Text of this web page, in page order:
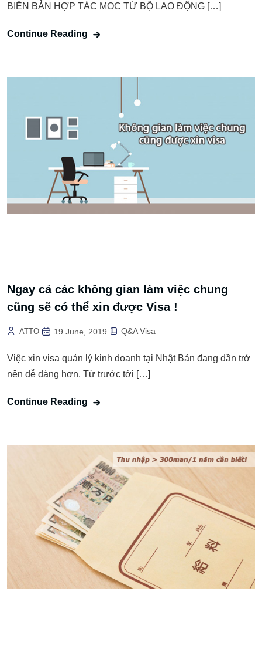
BIÊN BẢN HỢP TÁC MOC TỪ BỘ LAO ĐỘNG […]
Continue Reading
Ngay cả các không gian làm việc chung
cũng sẽ có thể xin được Visa !
ATTO 19 June, 2019 Q&A Visa
Việc xin visa quản lý kinh doanh tại Nhật Bản đang dần trở
nên dễ dàng hơn. Từ trước tới […]
Continue Reading